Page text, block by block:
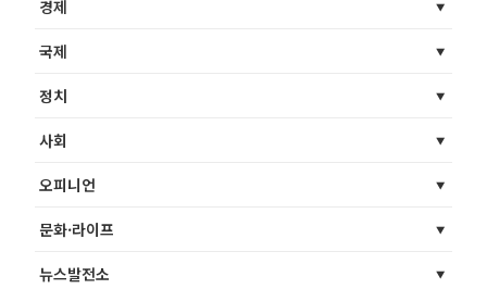
경제
국제
정치
사회
오피니언
문화·라이프
뉴스발전소